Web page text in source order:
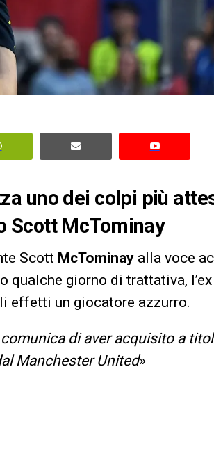
uno dei colpi più
Scott McTominay
Scott McTominay alla voce
qualche giorno di trattativa, l’ex
effetti un giocatore azzurro.
comunica di aver acquisito a
Manchester United»